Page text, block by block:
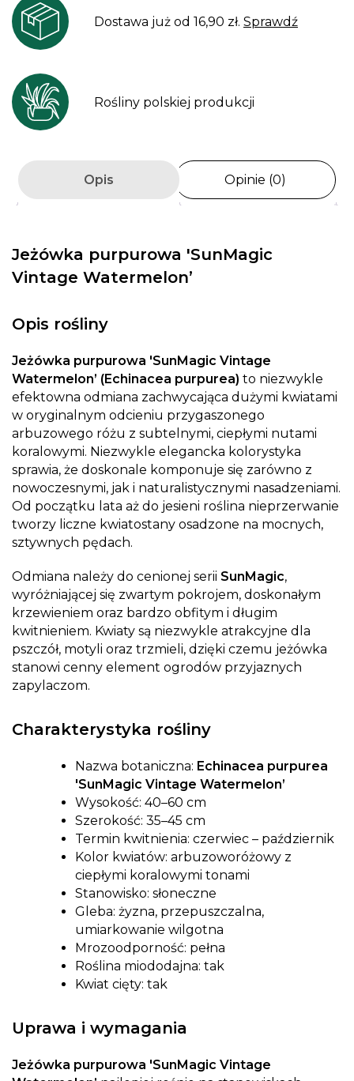
Dostawa już od 16,90 zł. Sprawdź
Rośliny polskiej produkcji
Opis Opinie (0)
Jeżówka purpurowa 'SunMagic
Vintage Watermelon’
Opis rośliny
Jeżówka purpurowa 'SunMagic Vintage
Watermelon’ (Echinacea purpurea) to niezwykle
efektowna odmiana zachwycająca dużymi kwiatami
w oryginalnym odcieniu przygaszonego
arbuzowego różu z subtelnymi, ciepłymi nutami
koralowymi. Niezwykle elegancka kolorystyka
sprawia, że doskonale komponuje się zarówno z
nowoczesnymi, jak i naturalistycznymi nasadzeniami.
Od początku lata aż do jesieni roślina nieprzerwanie
tworzy liczne kwiatostany osadzone na mocnych,
sztywnych pędach.
Odmiana należy do cenionej serii SunMagic,
wyróżniającej się zwartym pokrojem, doskonałym
krzewieniem oraz bardzo obfitym i długim
kwitnieniem. Kwiaty są niezwykle atrakcyjne dla
pszczół, motyli oraz trzmieli, dzięki czemu jeżówka
stanowi cenny element ogrodów przyjaznych
zapylaczom.
Charakterystyka rośliny
Nazwa botaniczna: Echinacea purpurea
'SunMagic Vintage Watermelon’
Wysokość: 40–60 cm
Szerokość: 35–45 cm
Termin kwitnienia: czerwiec – październik
Kolor kwiatów: arbuzoworóżowy z
ciepłymi koralowymi tonami
Stanowisko: słoneczne
Gleba: żyzna, przepuszczalna,
umiarkowanie wilgotna
Mrozoodporność: pełna
Roślina miododajna: tak
Kwiat cięty: tak
Uprawa i wymagania
Jeżówka purpurowa 'SunMagic Vintage